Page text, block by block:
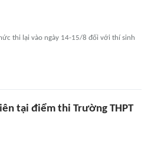
thi lại vào ngày 14-15/8 đối với thí sinh
tại điểm thi Trường THPT